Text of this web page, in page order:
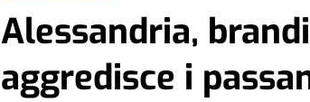
Alessandria,
aggredisce i